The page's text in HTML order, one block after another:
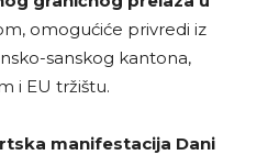
omogućiće privredi iz
sanskog kantona,
i EU tržištu.
manifestacija Dani